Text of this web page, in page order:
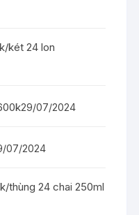
két 24 lon
29/07/2024
07/2024
thùng 24 chai 250ml